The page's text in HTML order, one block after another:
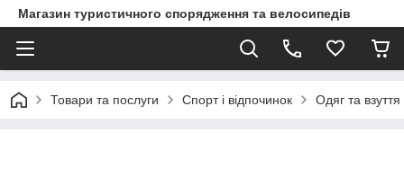
Магазин туристичного спорядження та велосипедів
Товари та послуги Спорт і відпочинок Одяг та